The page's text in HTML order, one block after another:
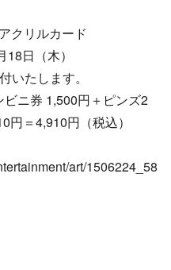
クリルカード
日（木）
いたします。
ニ券 1,500円＋ピンズ2
＝4,910円（税込）
art/1506224_58